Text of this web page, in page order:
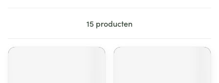
15 producten